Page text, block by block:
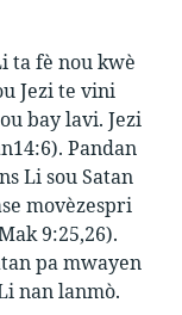
ta fè nou kwè
Jezi te vini
bay lavi. Jezi
Pandan
Li sou Satan
movèzespri
9:25,26).
pa mwayen
nan lanmò.